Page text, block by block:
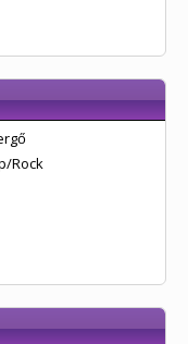
Rock